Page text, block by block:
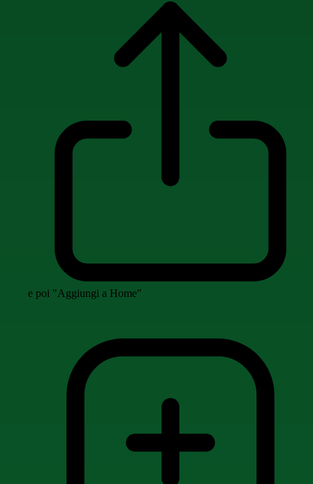
e poi "Aggiungi a Home"